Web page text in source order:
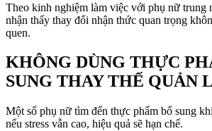
Theo kinh nghiệm làm việc với phụ nữ trung
nhận thấy thay đổi nhận thức quan trọng
quen.
KHÔNG DÙNG THỰC
SUNG THAY THẾ QUẢN
Một số phụ nữ tìm đến thực phẩm bổ sung
nếu stress vẫn cao, hiệu quả sẽ hạn chế.